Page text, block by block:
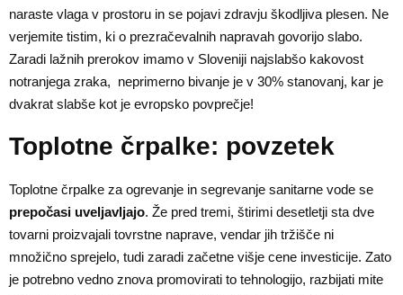
naraste vlaga v prostoru in se pojavi zdravju škodljiva plesen. Ne
verjemite tistim, ki o prezračevalnih napravah govorijo slabo.
Zaradi lažnih prerokov imamo v Sloveniji najslabšo kakovost
notranjega zraka, neprimerno bivanje je v 30% stanovanj, kar je
dvakrat slabše kot je evropsko povprečje!
Toplotne črpalke: povzetek
Toplotne črpalke za ogrevanje in segrevanje sanitarne vode se
prepočasi uveljavljajo. Že pred tremi, štirimi desetletji sta dve
tovarni proizvajali tovrstne naprave, vendar jih tržišče ni
množično sprejelo, tudi zaradi začetne višje cene investicije. Zato
je potrebno vedno znova promovirati to tehnologijo, razbijati mite